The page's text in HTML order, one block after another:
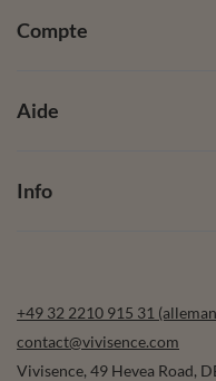
Compte
Aide
Info
+49 32 2210 915 31
contact@vivisence.com
Vivisence, 49 Hevea Road,